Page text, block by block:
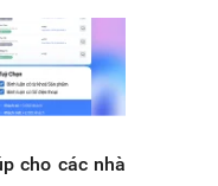
cho các nhà